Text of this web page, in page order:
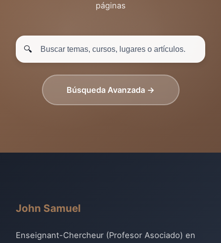
páginas
🔍
Búsqueda Avanzada →
John Samuel
Enseignant-Chercheur (Profesor Asociado) en